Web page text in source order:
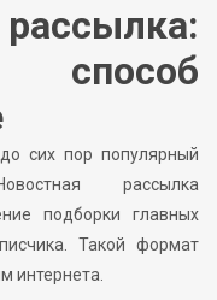
сих пор популярный
рассылка
подборки главных
Такой формат
интернета.